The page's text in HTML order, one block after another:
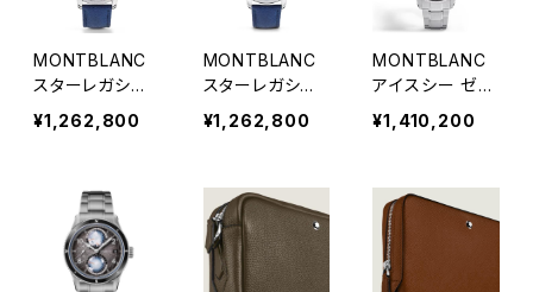
MONTBLANC
スターレガシ
ー ニコラ・リュ
ーセック クロノ
¥1,262,800
MONTBLANC
スターレガシ
ー ニコラ・リュ
ーセック クロノ
¥1,262,800
MONTBLANC
アイスシー ゼロ
オキシジェン デ
ィープ 4810
¥1,410,200